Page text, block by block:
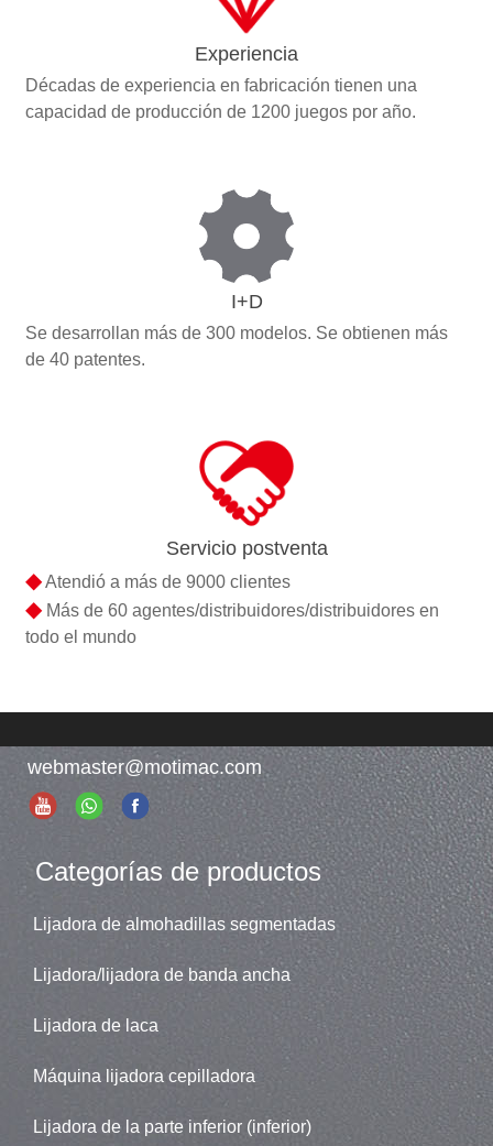
Experiencia
Décadas de experiencia en fabricación tienen una
capacidad de producción de 1200 juegos por año.
I+D
Se desarrollan más de 300 modelos. Se obtienen más
de 40 patentes.
Servicio postventa
◆Atendió a más de 9000 clientes
◆Más de 60 agentes/distribuidores/distribuidores en
todo el mundo
webmaster@motimac.com
Categorías de productos
Lijadora de almohadillas segmentadas
Lijadora/lijadora de banda ancha
Lijadora de laca
Máquina lijadora cepilladora
Lijadora de la parte inferior (inferior)